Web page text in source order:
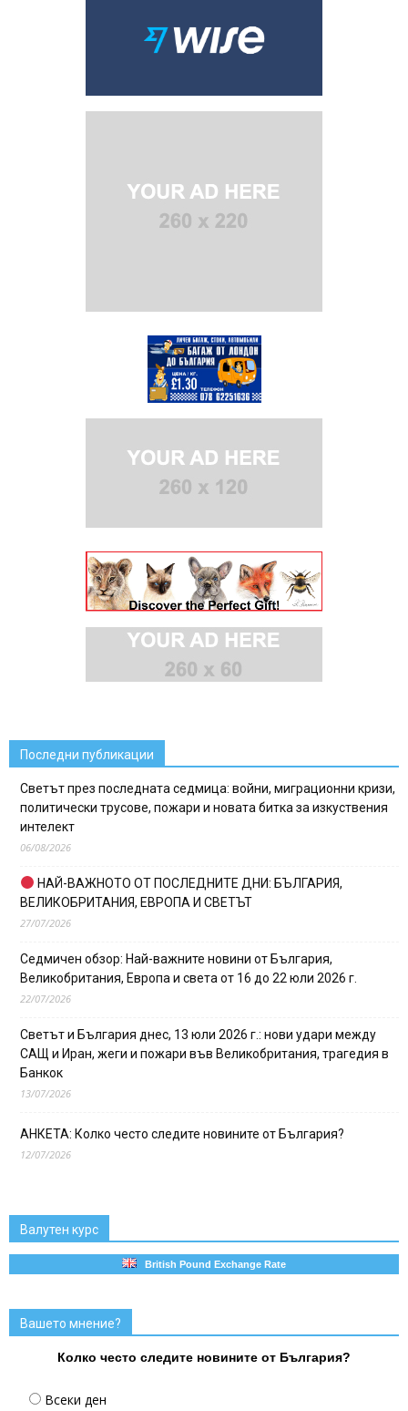
Последни публикации
Светът през последната седмица: войни, миграционни кризи,
политически трусове, пожари и новата битка за изкуствения
интелект
06/08/2026
НАЙ-ВАЖНОТО ОТ ПОСЛЕДНИТЕ ДНИ: БЪЛГАРИЯ,
ВЕЛИКОБРИТАНИЯ, ЕВРОПА И СВЕТЪТ
27/07/2026
Седмичен обзор: Най-важните новини от България,
Великобритания, Европа и света от 16 до 22 юли 2026 г.
22/07/2026
Светът и България днес, 13 юли 2026 г.: нови удари между
САЩ и Иран, жеги и пожари във Великобритания, трагедия в
Банкок
13/07/2026
АНКЕТА: Колко често следите новините от България?
12/07/2026
Валутен курс
British Pound Exchange Rate
Вашето мнение?
Колко често следите новините от България?
Всеки ден